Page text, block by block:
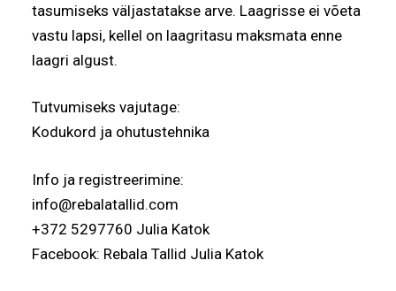
tasumiseks väljastatakse arve. Laagrisse ei võeta
vastu lapsi, kellel on laagritasu maksmata enne
laagri algust.
Tutvumiseks vajutage:
Kodukord ja ohutustehnika
Info ja registreerimine:
info@rebalatallid.com
+372 5297760 Julia Katok
Facebook: Rebala Tallid Julia Katok